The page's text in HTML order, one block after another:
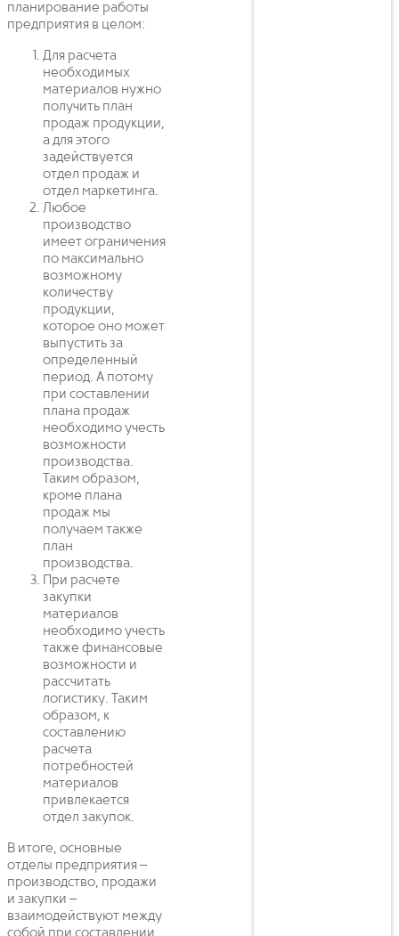
планирование работы
предприятия в целом:
Для расчета
необходимых
материалов нужно
получить план
продаж продукции,
а для этого
задействуется
отдел продаж и
отдел маркетинга.
Любое
производство
имеет ограничения
по максимально
возможному
количеству
продукции,
которое оно может
выпустить за
определенный
период. А потому
при составлении
плана продаж
необходимо учесть
возможности
производства.
Таким образом,
кроме плана
продаж мы
получаем также
план
производства.
При расчете
закупки
материалов
необходимо учесть
также финансовые
возможности и
рассчитать
логистику. Таким
образом, к
составлению
расчета
потребностей
материалов
привлекается
отдел закупок.
В итоге, основные
отделы предприятия –
производство, продажи
и закупки –
взаимодействуют между